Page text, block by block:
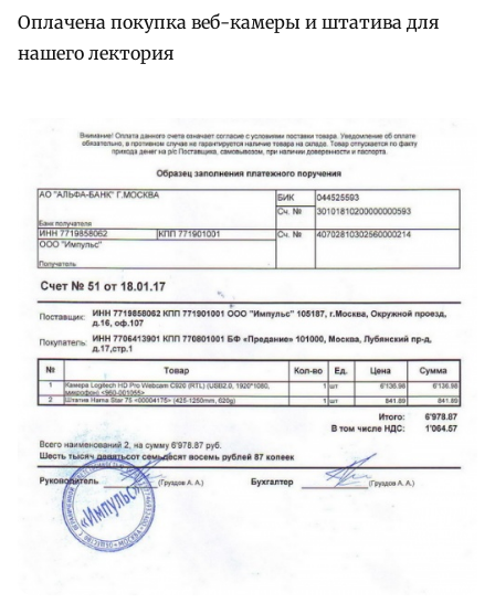
Оплачена покупка веб-камеры и штатива для
нашего лектория